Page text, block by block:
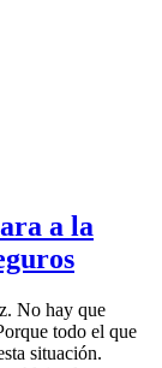
a la
No hay que
todo el que
situación.